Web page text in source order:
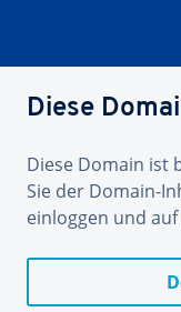
Diese
Diese Domain ist
Sie der Domain-
einloggen und